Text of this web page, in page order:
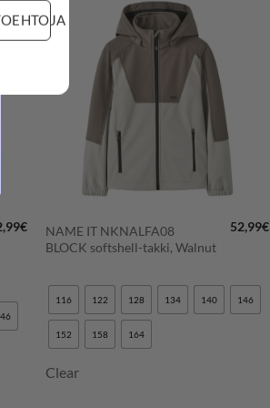
€
LISÄÄ
SUOSIKKEIHIN
NAME IT NKNALFA08
BLOCK softshell-takki, Walnut
52,99€
116 122 128 134 140 146
152 158 164
Clear